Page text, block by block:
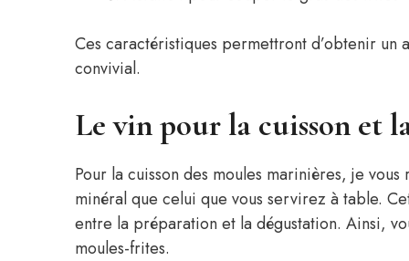
Ces caractéristiques permettront d’obtenir
convivial.
Le vin pour la cuisson et
Pour la cuisson des moules marinières, je
minéral que celui que vous servirez à table.
entre la préparation et la dégustation. Ainsi,
moules-frites.